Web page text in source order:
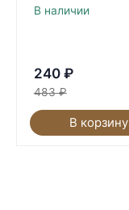
В наличии
240 ₽
483 ₽
В корзину